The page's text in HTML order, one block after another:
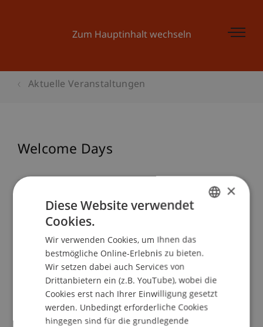
Zum Hauptinhalt wechseln
Aktuelle Veranstaltungen
Welcome Days
School/Professur:
Kommunikation und Marketing
Veranstaltungsdetails
Kontakt
×
Diese Website verwendet
Cookies.
Wir verwenden Cookies, um Ihnen das
bestmögliche Online-Erlebnis zu bieten.
Wir setzen dabei auch Services von
Drittanbietern ein (z.B. YouTube), wobei die
Cookies erst nach Ihrer Einwilligung gesetzt
werden. Unbedingt erforderliche Cookies
hingegen sind für die grundlegende